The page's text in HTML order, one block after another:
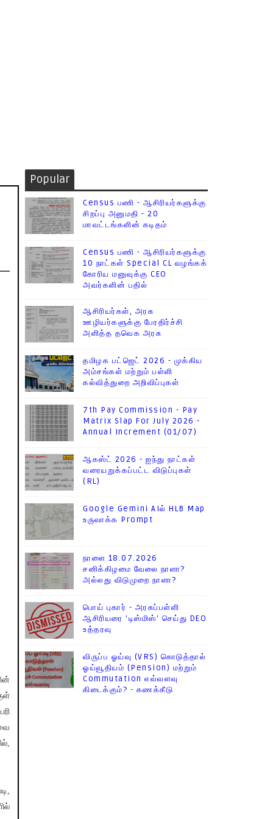
Popular
Census பணி - ஆசிரியர்களுக்கு
சிறப்பு அனுமதி - 20
மாவட்டங்களின் கடிதம்
Census பணி - ஆசிரியர்களுக்கு
10 நாட்கள் Special CL வழங்கக்
கோரிய மனுவுக்கு CEO
அவர்களின் பதில்
ஆசிரியர்கள், அரசு
ஊழியர்களுக்கு பேரதிர்ச்சி
அளித்த தவெக அரசு
தமிழக பட்ஜெட் 2026 - முக்கிய
அம்சங்கள் மற்றும் பள்ளி
கல்வித்துறை அறிவிப்புகள்
7th Pay Commission - Pay
Matrix Slap For July 2026 -
Annual Increment (01/07)
ஆகஸ்ட் 2026 - ஐந்து நாட்கள்
வரையறுக்கப்பட்ட விடுப்புகள்
(RL)
Google Gemini AIல் HLB Map
உருவாக்க Prompt
நாளை 18.07.2026
சனிக்கிழமை வேலை நாளா?
அல்லது விடுமுறை நாளா?
பொய் புகார் - அரசுப்பள்ளி
ஆசிரியரை 'டிஸ்மிஸ்' செய்து DEO
உத்தரவு
விருப்ப ஓய்வு (VRS) கொடுத்தால்
ஓய்வூதியம் (Pension) மற்றும்
Commutation எவ்வளவு
கிடைக்கும்? - கணக்கீடு